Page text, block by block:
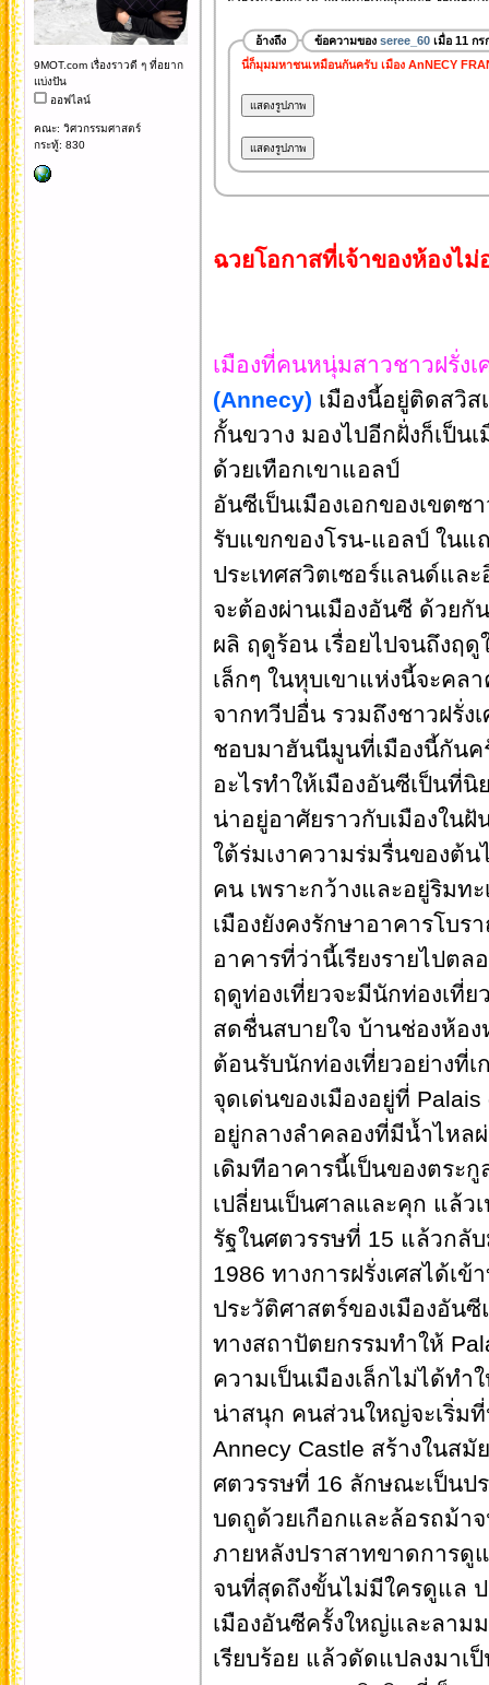
9MOT.com เรื่องราวดี ๆ ที่อยาก
แบ่งปัน
ออฟไลน์
คณะ: วิศวกรรมศาสตร์
กระทู้: 830
อ้างถึง ข้อความของ seree_60เมื่อ 11 กร
นี่ก็มุมมหาชนเหมือนกันครับ เมือง AnNECY
ฉวยโอกาสที่เจ้าของห้องไ
เมืองที่คนหนุ่มสาวชาวฝรั่ง
(Annecy) เมืองนี้อยู่ติดสวิ
กั้นขวาง มองไปอีกฝั่งก็เป็น
ด้วยเทือกเขาแอลป์
อันซีเป็นเมืองเอกของเขตซ
รับแขกของโรน-แอลป์ ในแ
ประเทศสวิตเซอร์แลนด์แล
จะต้องผ่านเมืองอันซี ด้วยกั
ผลิ ฤดูร้อน เรื่อยไปจนถึงฤ
เล็กๆ ในหุบเขาแห่งนี้จะคล
จากทวีปอื่น รวมถึงชาวฝรั่ง
ชอบมาฮันนีมูนที่เมืองนี้กันค
อะไรทำให้เมืองอันซีเป็นที่
น่าอยู่อาศัยราวกับเมืองใน
ใต้ร่มเงาความร่มรื่นของต้
คน เพราะกว้างและอยู่ริมท
เมืองยังคงรักษาอาคารโบ
อาคารที่ว่านี้เรียงรายไปต
ฤดูท่องเที่ยวจะมีนักท่องเที่
สดชื่นสบายใจ บ้านช่องห้อง
ต้อนรับนักท่องเที่ยวอย่างที่
จุดเด่นของเมืองอยู่ที่
อยู่กลางลำคลองที่มีน้ำไหล
เดิมทีอาคารนี้เป็นของตระ
เปลี่ยนเป็นศาลและคุก แล้ว
รัฐในศตวรรษที่ 15 แล้วกลั
1986 ทางการฝรั่งเศสได้เ
ประวัติศาสตร์ของเมืองอัน
ทางสถาปัตยกรรมทำให้
ความเป็นเมืองเล็กไม่ได้ท
น่าสนุก คนส่วนใหญ่จะเริ่ม
Annecy Castle สร้างในส
ศตวรรษที่ 16 ลักษณะเป็น
บดถูด้วยเกือกและล้อรถม้า
ภายหลังปราสาทขาดการดู
จนที่สุดถึงขั้นไม่มีใครดูแล
เมืองอันซีครั้งใหญ่และลาม
เรียบร้อย แล้วดัดแปลงมาเ